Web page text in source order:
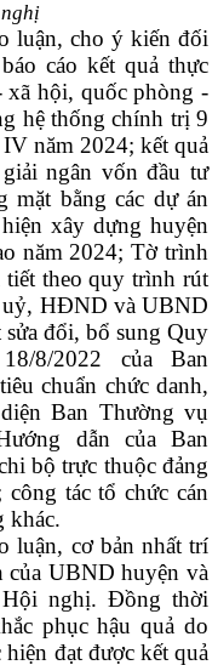
luận, cho ý kiến đối
cáo kết quả thực
xã hội, quốc phòng -
hệ thống chính trị 9
năm 2024; kết quả
ngân vốn đầu tư
mặt bằng các dự án
xây dựng huyện
năm 2024; Tờ trình
theo quy trình rút
uỷ, HĐND và UBND
đổi, bổ sung Quy
8/2022 của Ban
chuẩn chức danh,
Ban Thường vụ
dẫn của Ban
bộ trực thuộc đảng
tác tổ chức cán
khác.
luận, cơ bản nhất trí
của UBND huyện và
Hội nghị. Đồng thời
phục hậu quả do
đạt được kết quả